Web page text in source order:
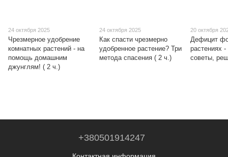
24 октября 2025
Чрезмерное удобрение
комнатных растений - на
помощь домашним
джунглям! ( 2 ч.)
24 октября 2025
Как спасти чрезмерно
удобренное растение? Три
метода спасения ( 2 ч.)
20 октября
Дефицит
растениях
советы,
+380501914247